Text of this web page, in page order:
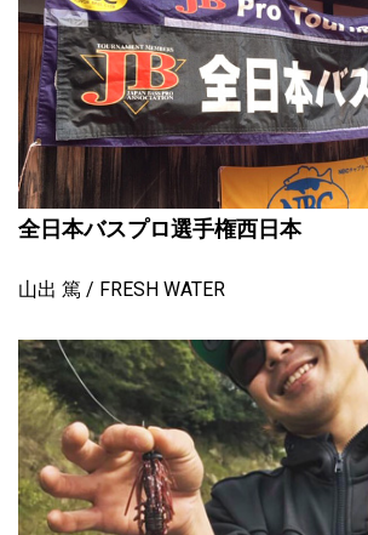
全日本バスプロ選手権西日本
山出 篤 FRESH WATER